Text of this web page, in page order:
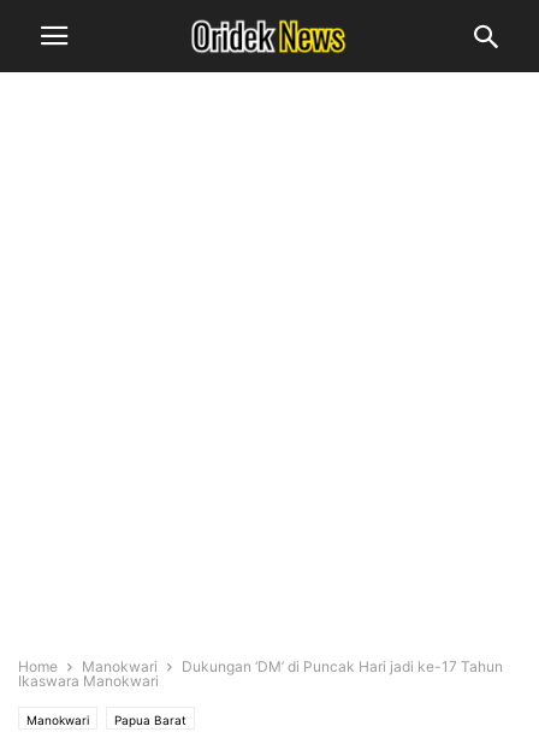
Home Manokwari
Dukungan ‘DM’ di Puncak Hari jadi ke-17 Tahun
Ikaswara Manokwari
Manokwari Papua Barat